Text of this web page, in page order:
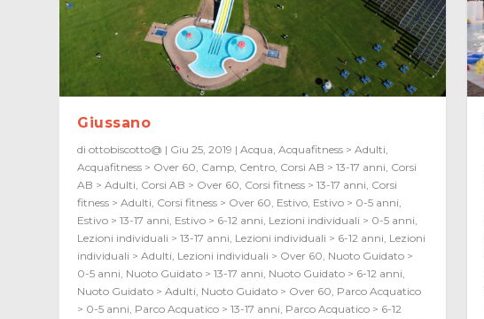
Giussano
diottobiscotto@ | Giu 25, 2019 |Acqua,Acquafitness > Adulti,
Acquafitness > Over 60, Camp, Centro, Corsi AB > 13-17 anni, Corsi
AB > Adulti, Corsi AB > Over 60, Corsi fitness > 13-17 anni, Corsi
fitness > Adulti, Corsi fitness > Over 60, Estivo, Estivo > 0-5 anni,
Estivo > 13-17 anni, Estivo > 6-12 anni, Lezioni individuali > 0-5 anni,
Lezioni individuali > 13-17 anni, Lezioni individuali > 6-12 anni, Lezioni
individuali > Adulti, Lezioni individuali > Over 60, Nuoto Guidato >
0-5 anni, Nuoto Guidato > 13-17 anni, Nuoto Guidato > 6-12 anni,
Nuoto Guidato > Adulti, Nuoto Guidato > Over 60, Parco Acquatico
> 0-5 anni, Parco Acquatico > 13-17 anni, Parco Acquatico > 6-12